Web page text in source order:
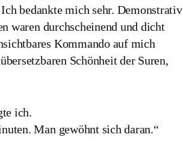
bedankte mich sehr. Demonstrativ
waren durchscheinend und dicht
Kommando auf mich
Schönheit der Suren,
ich.
Man gewöhnt sich daran.“